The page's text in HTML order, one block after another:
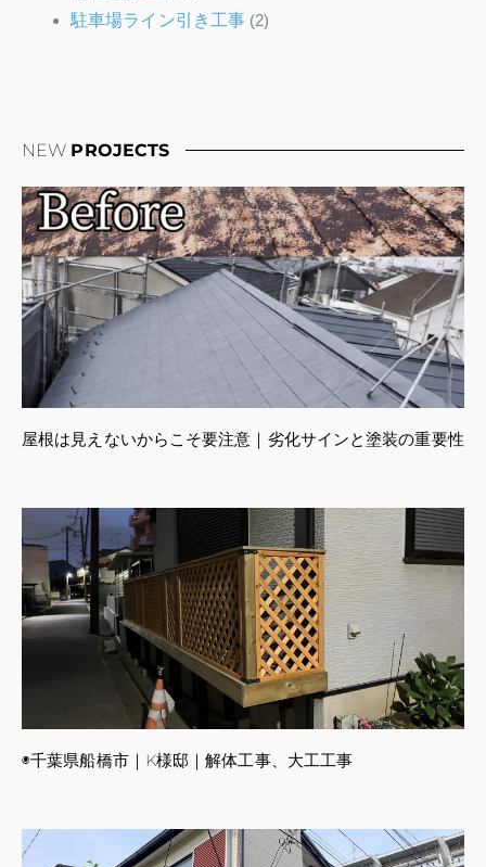
駐車場ライン引き工事 (2)
NEW PROJECTS
屋根は見えないからこそ要注意｜劣化サインと塗装の重要性
◉千葉県船橋市｜K様邸｜解体工事、大工工事